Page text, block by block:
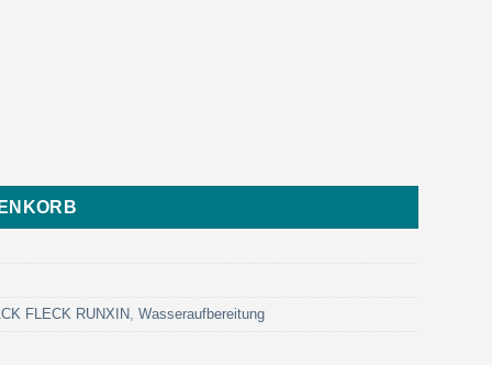
- Eurotrol) Menge
FLECK RUNXIN ,Wasseraufbereitung